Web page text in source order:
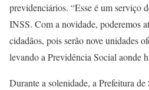
previdenciários. “Esse é um serviço
INSS. Com a novidade, poderemos
cidadãos, pois serão nove unidades
levando a Previdência Social aonde
Durante a solenidade, a Prefeitura